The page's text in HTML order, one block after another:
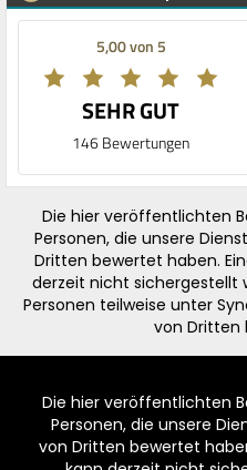
5,00 von 5
SEHR GUT
146 Bewertungen
Die hier veröffentlichten
Personen, die unsere
Dritten bewertet haben.
derzeit nicht sichergestellt
Personen teilweise unter
von Dritten
Die hier veröffentlichten
Personen, die unsere
von Dritten bewertet